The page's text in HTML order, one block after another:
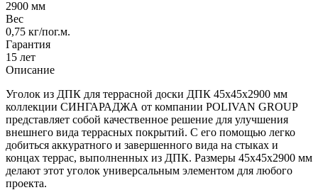
2900 мм
Вес
0,75 кг/пог.м.
Гарантия
15 лет
Описание
Уголок из ДПК для террасной доски ДПК 45х45х2900 мм
коллекции СИНГАРАДЖА от компании POLIVAN GROUP
представляет собой качественное решение для улучшения
внешнего вида террасных покрытий. С его помощью легко
добиться аккуратного и завершенного вида на стыках и
концах террас, выполненных из ДПК. Размеры 45х45х2900 мм
делают этот уголок универсальным элементом для любого
проекта.